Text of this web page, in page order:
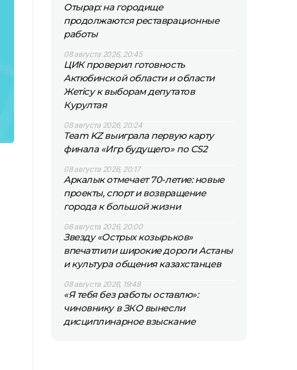
Отырар: на городище
продолжаются реставрационные
работы
08 августа 2026, 20:45
ЦИК проверил готовность
Актюбинской области и области
Жетісу к выборам депутатов
Курултая
08 августа 2026, 20:24
Team KZ выиграла первую карту
финала «Игр будущего» по CS2
08 августа 2026, 20:17
Аркалык отмечает 70-летие: новые
проекты, спорт и возвращение
города к большой жизни
08 августа 2026, 20:00
Звезду «Острых козырьков»
впечатлили широкие дороги Астаны
и культура общения казахстанцев
08 августа 2026, 19:48
«Я тебя без работы оставлю»:
чиновнику в ЗКО вынесли
дисциплинарное взыскание